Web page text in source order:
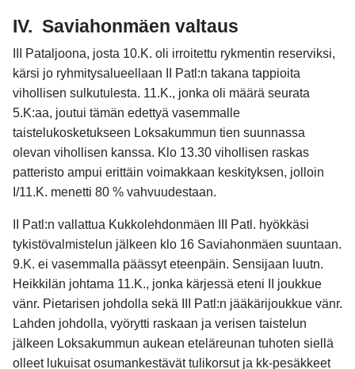
IV. Saviahonmäen valtaus
III Pataljoona, josta 10.K. oli irroitettu rykmentin reserviksi,
kärsi jo ryhmitysalueellaan II Patl:n takana tappioita
vihollisen sulkutulesta. 11.K., jonka oli määrä seurata
5.K:aa, joutui tämän edettyä vasemmalle
taistelukosketukseen Loksakummun tien suunnassa
olevan vihollisen kanssa. Klo 13.30 vihollisen raskas
patteristo ampui erittäin voimakkaan keskityksen, jolloin
I/11.K. menetti 80 % vahvuudestaan.
II Patl:n vallattua Kukkolehdonmäen III Patl. hyökkäsi
tykistövalmistelun jälkeen klo 16 Saviahonmäen suuntaan.
9.K. ei vasemmalla päässyt eteenpäin. Sensijaan luutn.
Heikkilän johtama 11.K., jonka kärjessä eteni II joukkue
vänr. Pietarisen johdolla sekä III Patl:n jääkärijoukkue vänr.
Lahden johdolla, vyörytti raskaan ja verisen taistelun
jälkeen Loksakummun aukean eteläreunan tuhoten siellä
olleet lukuisat osumankestävät tulikorsut ja kk-pesäkkeet